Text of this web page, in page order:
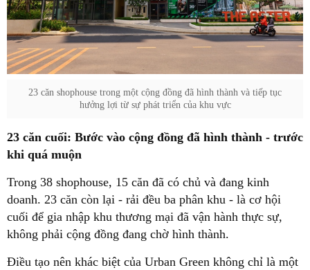
23 căn shophouse trong một cộng đồng đã hình thành và tiếp tục
hưởng lợi từ sự phát triển của khu vực
23 căn cuối: Bước vào cộng đồng đã hình thành - trước
khi quá muộn
Trong 38 shophouse, 15 căn đã có chủ và đang kinh
doanh. 23 căn còn lại - rải đều ba phân khu - là cơ hội
cuối để gia nhập khu thương mại đã vận hành thực sự,
không phải cộng đồng đang chờ hình thành.
Điều tạo nên khác biệt của Urban Green không chỉ là một